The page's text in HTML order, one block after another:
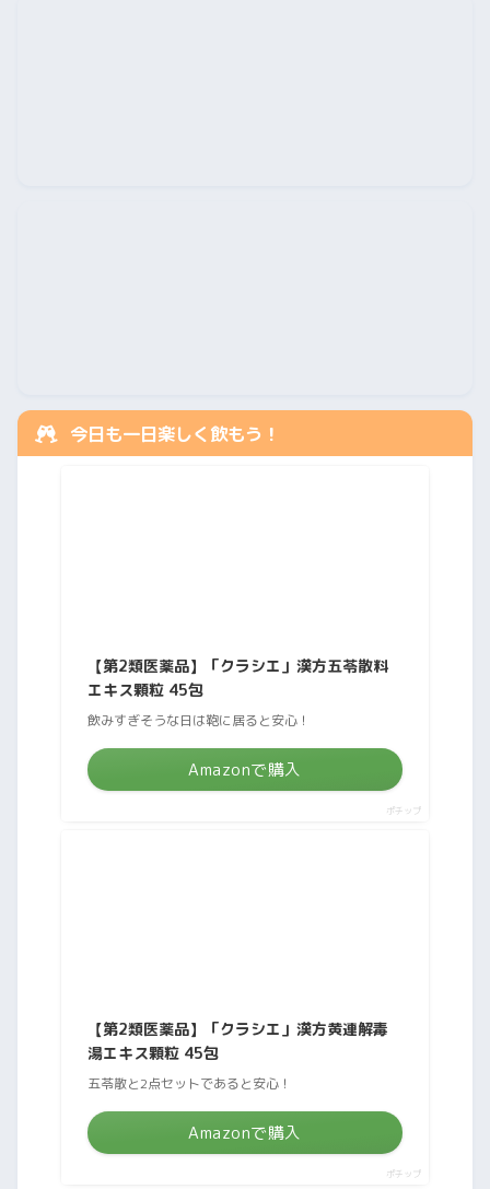
今日も一日楽しく飲もう！
【第2類医薬品】「クラシエ」漢方五苓散料
エキス顆粒 45包
飲みすぎそうな日は鞄に居ると安心！
Amazonで購入
ポチップ
【第2類医薬品】「クラシエ」漢方黄連解毒
湯エキス顆粒 45包
五苓散と2点セットであると安心！
Amazonで購入
ポチップ